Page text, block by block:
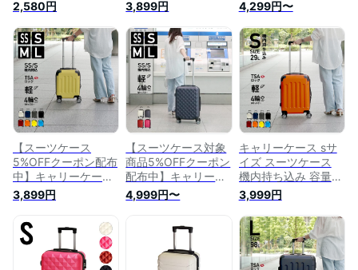
重さ約2.6kg 容量
29L suitcase キャリ
ーバッグ キャリーケ
ース 機内持ち込み
スーツケース SS キ
ャリーケース かわい
い スーツケース 静
音 ダブルキャスター
8輪 軽量 アウトレッ
ト 特価
2,580円
キャリーケース TSA
ロック エコノミック
軽量 重さ約2.1kg 静
音 ダブルキャスター
8輪 suitcase キャリ
ーバック
3,899円
ズ スーツケース ラ
イト 機内持ち込み
容量21L 29L コイン
ロッカー サイズ SS
S かわいい キャリー
バッグ 鍵なし 軽量
重さ約2.1kg 約
2.6kg 静音 ダブルキ
ャスター 8輪
suitcase
4,299円〜
【スーツケース
5%OFFクーポン配布
中】キャリーケース
ssサイズ sサイズ m
サイズ lサイズ スー
ツケース 機内持ち込
み 容量21L～ エコノ
ミック コインロッカ
ー サイズ SS かわい
3,899円
【スーツケース対象
商品5%OFFクーポン
配布中】キャリーケ
ース ssサイズ sサイ
ズ mサイズ lサイズ
ム 機内持ち込み コ
インロッカー サイズ
SS S M L かわいい
4,999円〜
キャリーケース sサ
イズ スーツケース
機内持ち込み 容量
29L S キャリーバッ
グ かわいい TSAロッ
ク エコノミック 軽
量 重さ約2.6kg 静音
ダブルキャスター 8
輪 suitcase
3,999円